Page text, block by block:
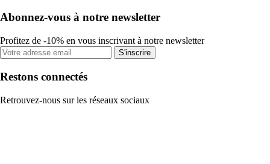
Abonnez-vous à notre newsletter
Profitez de -10% en vous inscrivant à notre newsletter
S'inscrire
Restons connectés
Retrouvez-nous sur les réseaux sociaux